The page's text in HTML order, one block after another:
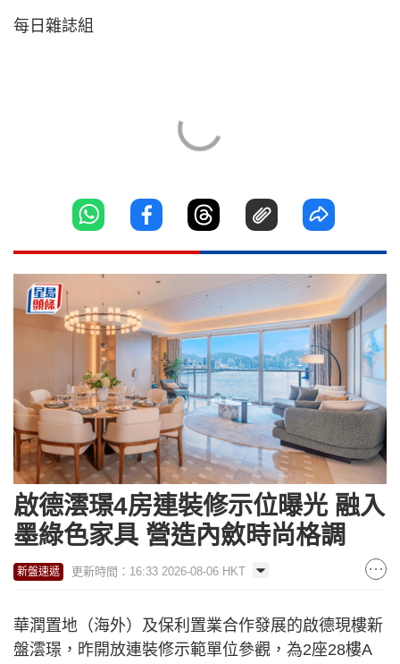
每日雜誌組
啟德澐璟4房連裝修示位曝光 融入
墨綠色家具 營造內斂時尚格調
新盤速遞 更新時間：16:33 2026-08-06 HKT
華潤置地（海外）及保利置業合作發展的啟德現樓新
盤澐璟，昨開放連裝修示範單位參觀，為2座28樓A